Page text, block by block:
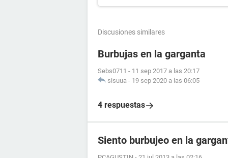
Discusiones similares
Burbujas en la garganta
Sebs0711 - 11 sep 2017 a las 20:17
sisuua - 19 sep 2020 a las 06:05
4 respuestas
Siento burbujeo en la